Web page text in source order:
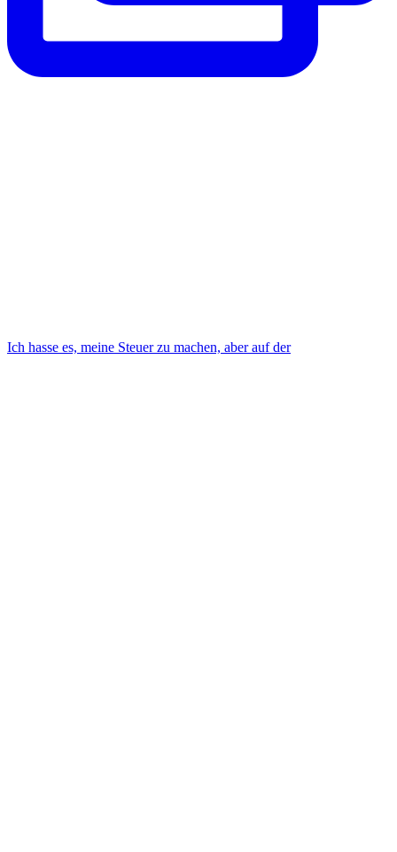
Ich hasse es, meine Steuer zu machen, aber auf der